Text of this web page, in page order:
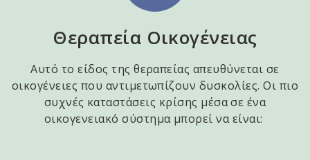
Θεραπεία Οικογένειας
Αυτό το είδος της θεραπείας απευθύνεται σε
οικογένειες που αντιμετωπίζουν δυσκολίες. Οι πιο
συχνές καταστάσεις κρίσης μέσα σε ένα
οικογενειακό σύστημα μπορεί να είναι: